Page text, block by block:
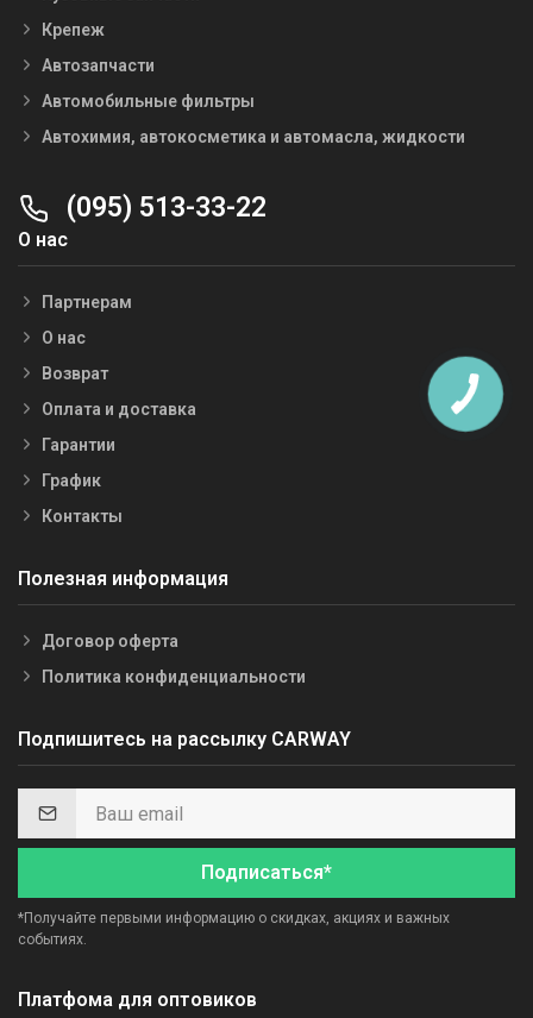
Крепеж
Автозапчасти
Автомобильные фильтры
Автохимия, автокосметика и автомасла, жидкости
(095) 513-33-22
О нас
Партнерам
О нас
Возврат
Оплата и доставка
Гарантии
График
Контакты
Полезная информация
Договор оферта
Политика конфиденциальности
Подпишитесь на рассылку CARWAY
Подписаться*
*Получайте первыми информацию о скидках, акциях и важных
событиях.
Платфома для оптовиков